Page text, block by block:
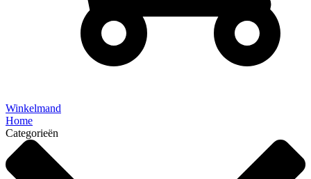
Winkelmand
Home
Categorieën